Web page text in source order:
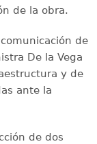
de la obra.
de
De la Vega
y de
ante la
de dos